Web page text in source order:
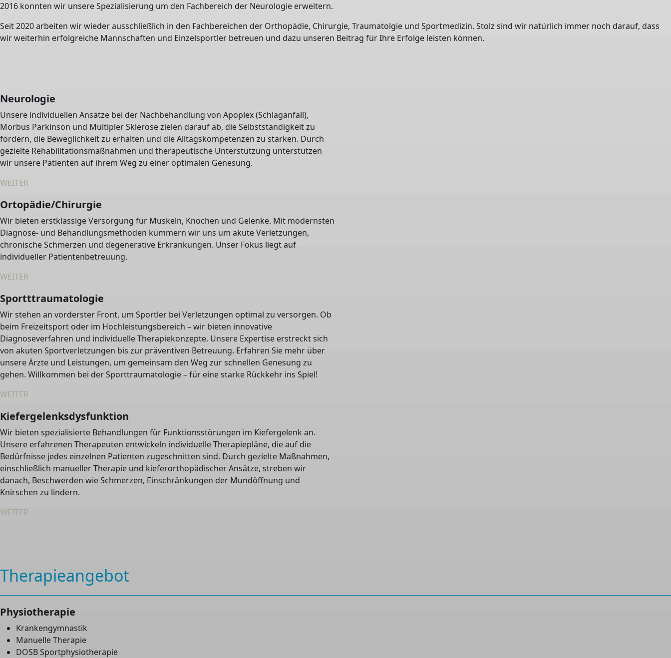
2016 konnten wir unsere Spezialisierung um den Fachbereich der Neurologie erweitern.
Seit 2020 arbeiten wir wieder ausschließlich in den Fachbereichen der Orthopädie, Chirurgie, Traumatolgie und Sportmedizin. Stolz sind wir natürlich immer noch darauf, dass
wir weiterhin erfolgreiche Mannschaften und Einzelsportler betreuen und dazu unseren Beitrag für Ihre Erfolge leisten können.
Neurologie
Unsere individuellen Ansätze bei der Nachbehandlung von Apoplex (Schlaganfall),
Morbus Parkinson und Multipler Sklerose zielen darauf ab, die Selbstständigkeit zu
fördern, die Beweglichkeit zu erhalten und die Alltagskompetenzen zu stärken. Durch
gezielte Rehabilitationsmaßnahmen und therapeutische Unterstützung unterstützen
wir unsere Patienten auf ihrem Weg zu einer optimalen Genesung.
WEITER
Ortopädie/Chirurgie
Wir bieten erstklassige Versorgung für Muskeln, Knochen und Gelenke. Mit modernsten
Diagnose- und Behandlungsmethoden kümmern wir uns um akute Verletzungen,
chronische Schmerzen und degenerative Erkrankungen. Unser Fokus liegt auf
individueller Patientenbetreuung.
WEITER
Sportttraumatologie
Wir stehen an vorderster Front, um Sportler bei Verletzungen optimal zu versorgen. Ob
beim Freizeitsport oder im Hochleistungsbereich – wir bieten innovative
Diagnoseverfahren und individuelle Therapiekonzepte. Unsere Expertise erstreckt sich
von akuten Sportverletzungen bis zur präventiven Betreuung. Erfahren Sie mehr über
unsere Ärzte und Leistungen, um gemeinsam den Weg zur schnellen Genesung zu
gehen. Willkommen bei der Sporttraumatologie – für eine starke Rückkehr ins Spiel!
WEITER
Kiefergelenksdysfunktion
Wir bieten spezialisierte Behandlungen für Funktionsstörungen im Kiefergelenk an.
Unsere erfahrenen Therapeuten entwickeln individuelle Therapiepläne, die auf die
Bedürfnisse jedes einzelnen Patienten zugeschnitten sind. Durch gezielte Maßnahmen,
einschließlich manueller Therapie und kieferorthopädischer Ansätze, streben wir
danach, Beschwerden wie Schmerzen, Einschränkungen der Mundöffnung und
Knirschen zu lindern.
WEITER
Therapieangebot
Physiotherapie
Krankengymnastik
Manuelle Therapie
DOSB Sportphysiotherapie